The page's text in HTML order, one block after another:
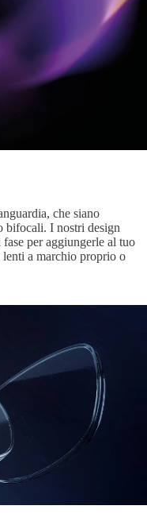
che siano
bifocali. I nostri design
per aggiungerle al tuo
a marchio proprio o